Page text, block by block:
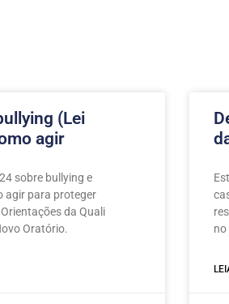
(Lei
agir
sobre bullying e
agir para proteger
da Quali
Oratório.
no